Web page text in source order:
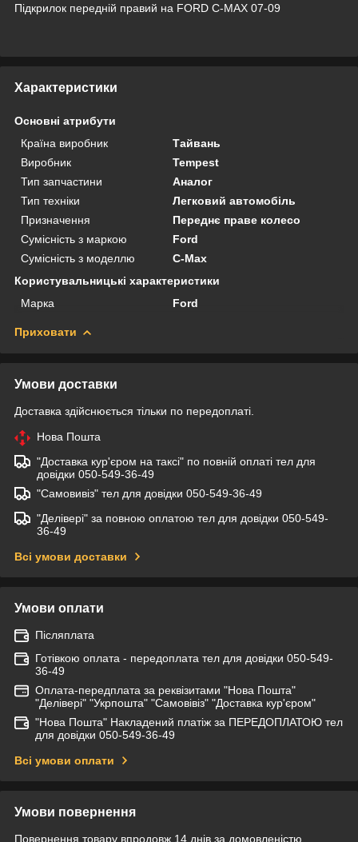
Підкрилок передній правий на FORD C-MAX 07-09
Характеристики
Основні атрибути
Країна виробник
Тайвань
Виробник
Tempest
Тип запчастини
Аналог
Тип техніки
Легковий автомобіль
Призначення
Переднє праве колесо
Сумісність з маркою
Ford
Сумісність з моделлю
C-Max
Користувальницькі характеристики
Марка
Ford
Приховати
Умови доставки
Доставка здійснюється тільки по передоплаті.
Нова Пошта
"Доставка кур'єром на таксі" по повній оплаті тел для
довідки 050-549-36-49
"Самовивіз" тел для довідки 050-549-36-49
"Делівері" за повною оплатою тел для довідки 050-549-
36-49
Всі умови доставки
Умови оплати
Післяплата
Готівкою оплата - передоплата тел для довідки 050-549-
36-49
Оплата-передплата за реквізитами "Нова Пошта"
"Делівері" "Укрпошта" "Самовівіз" "Доставка кур'єром"
"Нова Пошта" Накладений платіж за ПЕРЕДОПЛАТОЮ тел
для довідки 050-549-36-49
Всі умови оплати
Умови повернення
Повернення товару впродовж 14 днів за домовленістю